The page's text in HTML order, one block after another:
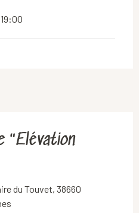
"Elévation
du Touvet, 38660